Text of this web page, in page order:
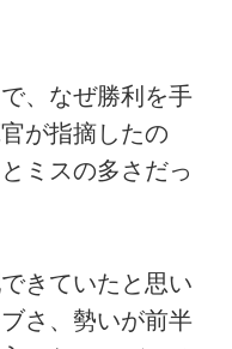
、なぜ勝利を手
が指摘したの
ミスの多さだっ
きていたと思い
さ、勢いが前半